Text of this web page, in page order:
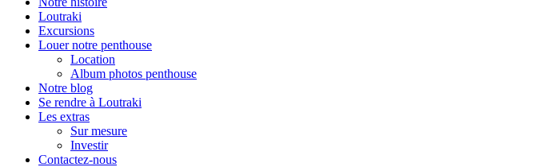
Loutraki
Excursions
Louer notre penthouse
Location
Album photos penthouse
Notre blog
Se rendre à Loutraki
Les extras
Sur mesure
Investir
Contactez-nous